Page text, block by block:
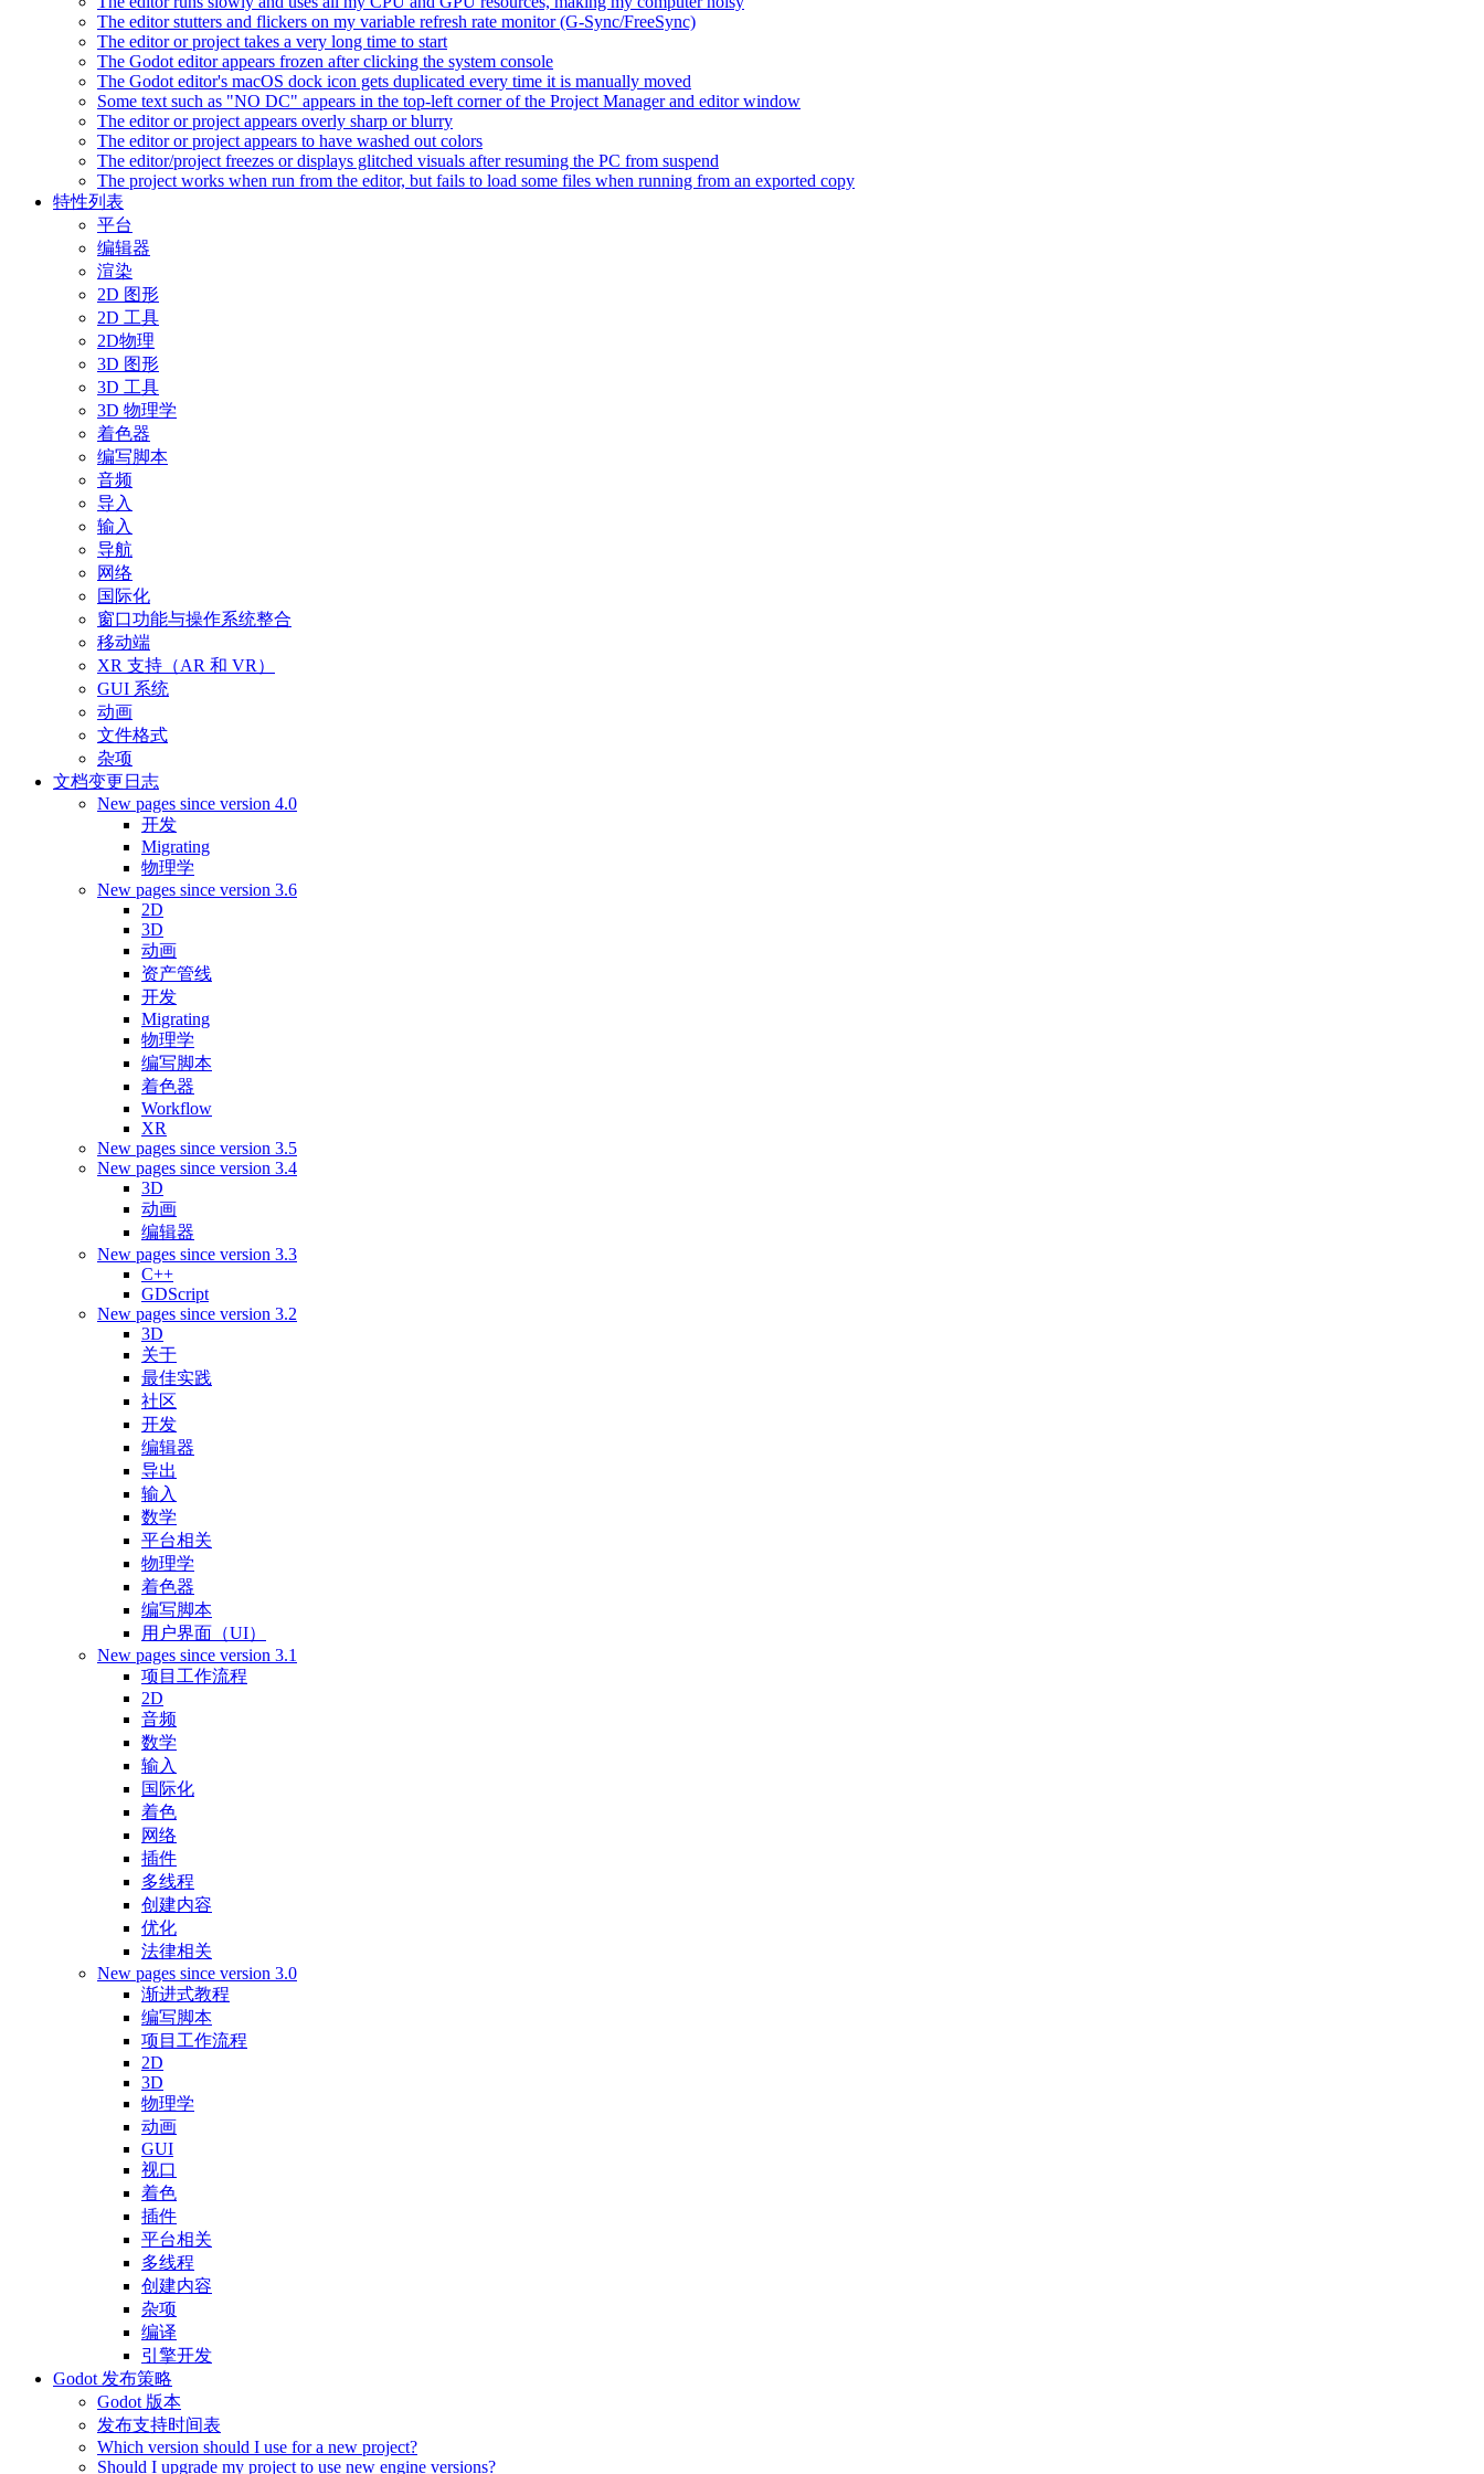
The editor stutters and flickers on my variable refresh rate monitor (G-Sync/FreeSync)
The editor or project takes a very long time to start
The Godot editor appears frozen after clicking the system console
The Godot editor's macOS dock icon gets duplicated every time it is manually moved
Some text such as "NO DC" appears in the top-left corner of the Project Manager and editor window
The editor or project appears overly sharp or blurry
The editor or project appears to have washed out colors
The editor/project freezes or displays glitched visuals after resuming the PC from suspend
The project works when run from the editor, but fails to load some files when running from an exported copy
特性列表
平台
编辑器
渲染
2D 图形
2D 工具
2D物理
3D 图形
3D 工具
3D 物理学
着色器
编写脚本
音频
导入
输入
导航
网络
国际化
窗口功能与操作系统整合
移动端
XR 支持（AR 和 VR）
GUI 系统
动画
文件格式
杂项
文档变更日志
New pages since version 4.0
开发
Migrating
物理学
New pages since version 3.6
2D
3D
动画
资产管线
开发
Migrating
物理学
编写脚本
着色器
Workflow
XR
New pages since version 3.5
New pages since version 3.4
3D
动画
编辑器
New pages since version 3.3
C++
GDScript
New pages since version 3.2
3D
关于
最佳实践
社区
开发
编辑器
导出
输入
数学
平台相关
物理学
着色器
编写脚本
用户界面（UI）
New pages since version 3.1
项目工作流程
2D
音频
数学
输入
国际化
着色
网络
插件
多线程
创建内容
优化
法律相关
New pages since version 3.0
渐进式教程
编写脚本
项目工作流程
2D
3D
物理学
动画
GUI
视口
着色
插件
平台相关
多线程
创建内容
杂项
编译
引擎开发
Godot 发布策略
Godot 版本
发布支持时间表
Which version should I use for a new project?
Should I upgrade my project to use new engine versions?